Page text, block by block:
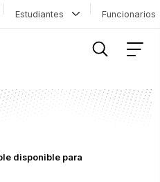
Estudiantes
disponible para